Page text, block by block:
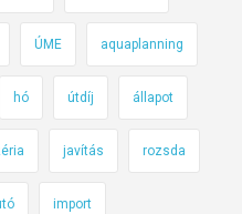
ÚME aquaplanning
hó útdíj állapot
javítás rozsda
import